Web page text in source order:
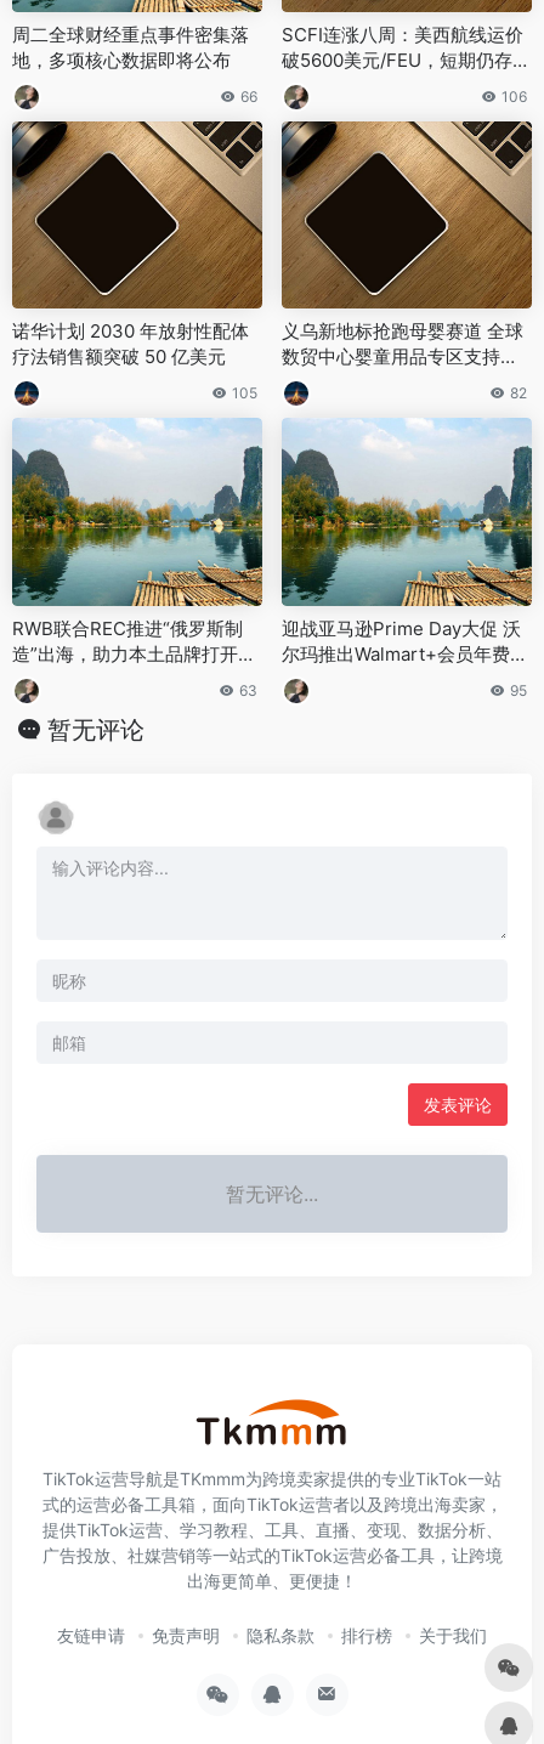
周二全球财经重点事件密集落
地，多项核心数据即将公布
66
SCFI连涨八周：美西航线运价
破5600美元/FEU，短期仍存上
行空间
106
诺华计划 2030 年放射性配体
疗法销售额突破 50 亿美元
105
义乌新地标抢跑母婴赛道 全球
数贸中心婴童用品专区支持小
单混批定制与直播选品
82
RWB联合REC推进“俄罗斯制
造”出海，助力本土品牌打开全
球市场
63
迎战亚马逊Prime Day大促 沃
尔玛推出Walmart+会员年费半
价限时优惠
95
暂无评论
发表评论
暂无评论...
TikTok运营导航是TKmmm为跨境卖家提供的专业TikTok一站
式的运营必备工具箱，面向TikTok运营者以及跨境出海卖家，
提供TikTok运营、学习教程、工具、直播、变现、数据分析、
广告投放、社媒营销等一站式的TikTok运营必备工具，让跨境
出海更简单、更便捷！
友链申请 免责声明 隐私条款 排行榜 关于我们